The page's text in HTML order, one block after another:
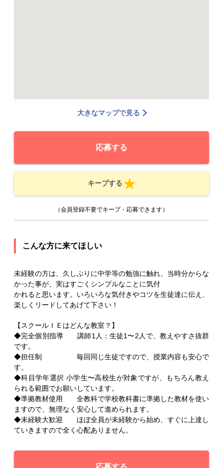
大きなマップで見る
応募する
キープする
（会員登録不要でキープ・応募できます）
こんな方に来てほしい
未経験の方は、久しぶりに中学等の勉強に触れ、当時分からな
かった事が、実はすごくシンプルなことに気付
かれると思います。いろいろな気付きやコツを生徒達に伝え、
楽しくリードしてあげて下さい！
【スクールＩＥはどんな教室？】
◆完全個別指導 講師1人：生徒1〜2人で、教えやすさ抜群
です。
◆担任制 毎回同じ生徒ですので、授業内容も安心で
す。
◆科目学年選択 小学生〜高校生が対象ですが、もちろん教え
られる範囲でお願いしています。
◆準拠教材使用 全教科で学校教科書に準拠した教材を使い
ますので、無理なく安心して進められます。
◆未経験大歓迎 ほぼ全員が未経験から始め、すぐに上達し
ていきますので全く心配ありません。